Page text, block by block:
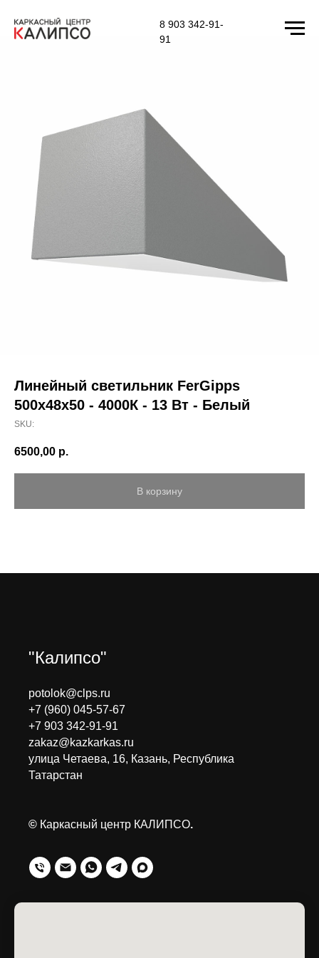
8 903 342-91-
91
Линейный светильник FerGipps
500х48х50 - 4000К - 13 Вт - Белый
SKU:
6500,00 р.
В корзину
"Калипсо"
potolok@clps.ru
+7 (960) 045-57-67
+7 903 342-91-91
zakaz@kazkarkas.ru
улица Четаева, 16, Казань, Республика
Татарстан
© Каркасный центр КАЛИПСО.